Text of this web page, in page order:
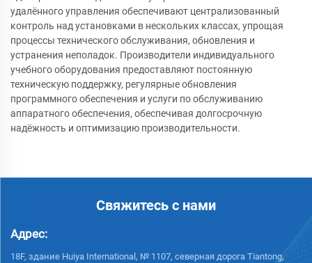
удалённого управления обеспечивают централизованный
контроль над установками в нескольких классах, упрощая
процессы технического обслуживания, обновления и
устранения неполадок. Производители индивидуального
учебного оборудования предоставляют постоянную
техническую поддержку, регулярные обновления
программного обеспечения и услуги по обслуживанию
аппаратного обеспечения, обеспечивая долгосрочную
надёжность и оптимизацию производительности.
Свяжитесь с нами
Адрес:
18F, здание Huiya International, № 1107, северная дорога Tiantong,